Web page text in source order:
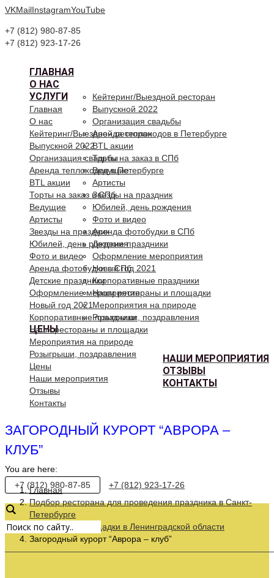
VKMailInstagramYouTube
+7 (812) 980-87-85
+7 (812) 923-17-26
ГЛАВНАЯ
О НАС
УСЛУГИ
Кейтеринг/Выездной ресторан
Выпускной 2022
Организация свадьбы
Аренда теплоходов в Петербурге
BTL акции
Торты на заказ в СПб
Ведущие
Артисты
Звезды на праздник
Юбилей, день рождения
Фото и видео
Аренда фотобудки в СПб
Детские праздники
Оформление мероприятия
Новый год 2021
Корпоративные праздники
Наши рестораны и площадки
Мероприятия на природе
Розыгрыши, поздравления
ЦЕНЫ
НАШИ МЕРОПРИЯТИЯ
ОТЗЫВЫ
КОНТАКТЫ
Главная
О нас
Кейтеринг/Выездной ресторан
Выпускной 2022
Организация свадьбы
Аренда теплоходов в Петербурге
BTL акции
Торты на заказ в СПб
Ведущие
Артисты
Звезды на праздник
Юбилей, день рождения
Фото и видео
Аренда фотобудки в СПб
Детские праздники
Оформление мероприятия
Новый год 2021
Корпоративные праздники
Наши рестораны и площадки
Мероприятия на природе
Розыгрыши, поздравления
Цены
Наши мероприятия
Отзывы
Контакты
ЗАГОРОДНЫЙ КУРОРТ “АВРОРА –
КЛУБ”
You are here:
Главная
Подбор ресторана для проведения праздника в Санкт-
Петербурге
Загородные площадки в Ленинградской области
Загородный курорт “Аврора – клуб”
+7 (812) 980-87-85 +7 (812) 923-17-26